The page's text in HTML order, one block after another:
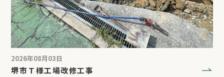
2026年08月03日
堺市Ｔ様工場改修工事